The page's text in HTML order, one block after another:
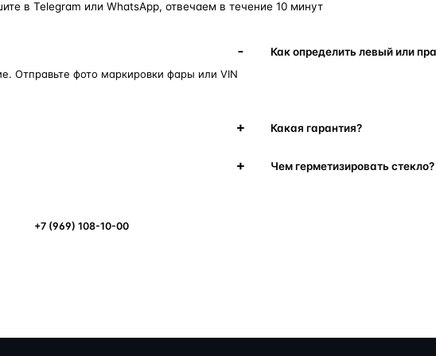
в Telegram или WhatsApp, отвечаем в течение 10 минут
Отправьте фото маркировки фары или VIN
Как определить левый или
Какая гарантия?
Чем герметизировать стекло?
+7 (969) 108-10-00